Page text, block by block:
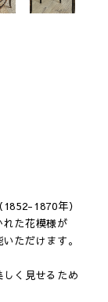
ー
1870年）
た花模様が
ただけます。
く見せるため